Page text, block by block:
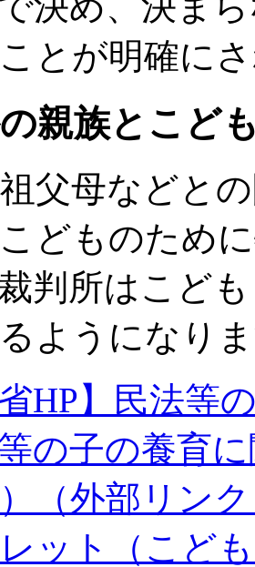
とが明確に
親族とこど
父母などと
どものため
判所はこど
ようになり
省HP】民法等
の子の養育
（外部リン
ット（こど